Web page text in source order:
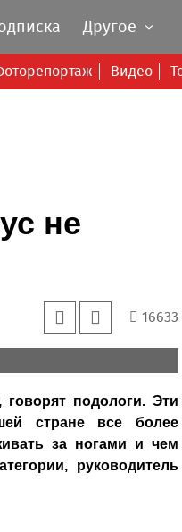
Видео
Другое
не
16633
подологи. Эти
стране все более
за ногами и чем
руководитель